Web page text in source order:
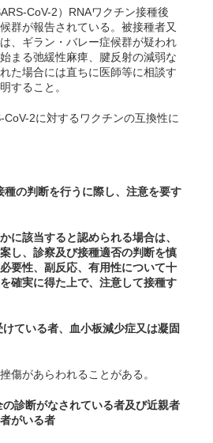
CoV-2）RNAワクチン接種後
群が報告されている。被接種者又
、ギラン・バレー症候群が疑われ
まる弛緩性麻痺、腱反射の減弱な
た場合には直ちに医師等に相談す
すること。
2に対するワクチンの互換性に
の判断を行うに際し、注意を要す
に該当すると認められる場合は、
し、診察及び接種適否の判断を慎
要性、副反応、有用性について十
確実に得た上で、注意して接種す
ている者、血小板減少症又は凝固
傷があらわれることがある。
診断がなされている者及び近親者
がいる者